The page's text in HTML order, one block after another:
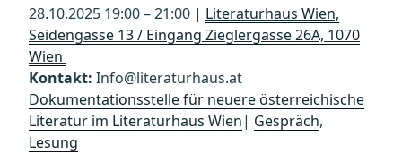
28.10.2025 19:00 – 21:00 | Literaturhaus Wien,
Seidengasse 13 / Eingang Zieglergasse 26A, 1070
Wien
Kontakt: Info@literaturhaus.at
Dokumentationsstelle für neuere österreichische
Literatur im Literaturhaus Wien| Gespräch,
Lesung